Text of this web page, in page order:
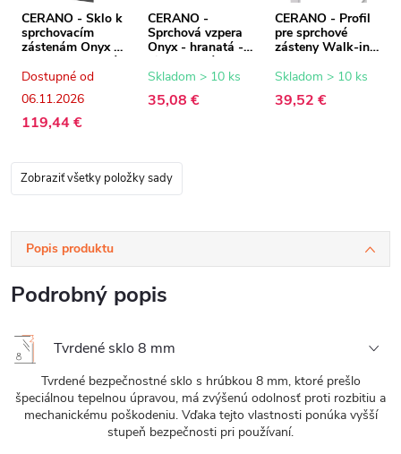
CERANO - Sklo k
sprchovacím
zástenám Onyx -
8 mm - grafitové
sklo - 70x200 cm
Dostupné od
06.11.2026
119,44 €
CERANO -
Sprchová vzpera
Onyx - hranatá -
biela matná - 150
cm
Skladom > 10 ks
35,08 €
CERANO - Profil
pre sprchové
zásteny Walk-in
biela matná - 15
Skladom > 10 ks
39,52 €
Zobraziť všetky položky sady
Popis produktu
Podrobný popis
Tvrdené sklo 8 mm
Tvrdené bezpečnostné sklo s hrúbkou 8 mm, ktoré prešlo
špeciálnou tepelnou úpravou, má zvýšenú odolnosť proti rozbitiu a
mechanickému poškodeniu. Vďaka tejto vlastnosti ponúka vyšší
stupeň bezpečnosti pri používaní.